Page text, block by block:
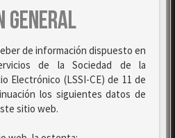
GENERAL
de información dispuesto en
de la Sociedad de la
Electrónico (LSSI-CE) de 11 de
los siguientes datos de
sitio web.